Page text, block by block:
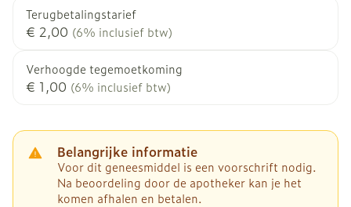
Terugbetalingstarief
€ 2,00 (6% inclusief btw)
Verhoogde tegemoetkoming
€ 1,00 (6% inclusief btw)
Belangrijke informatie
Voor dit geneesmiddel is een voorschrift nodig.
Na beoordeling door de apotheker kan je het
komen afhalen en betalen.